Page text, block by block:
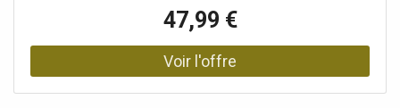
confort sans limite et une ultra féminité... le tout à petit
prix ! Composition• 91% polyamide, 9%
élasthanneDescription• Soutien-gorge sans armatures
Avila en dentelle• Bonnets en 3 parties• Hauts bonnets et
47,99 €